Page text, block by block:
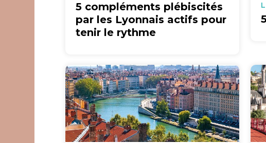
5 compléments plébiscités
par les Lyonnais actifs pour
tenir le rythme